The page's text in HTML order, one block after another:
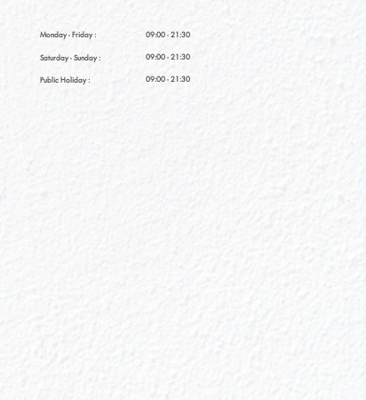
Monday - Friday :
Saturday- Sunday :
Public Holiday :
09:00 - 21:30
09:00 - 21:30
09:00 - 21:30